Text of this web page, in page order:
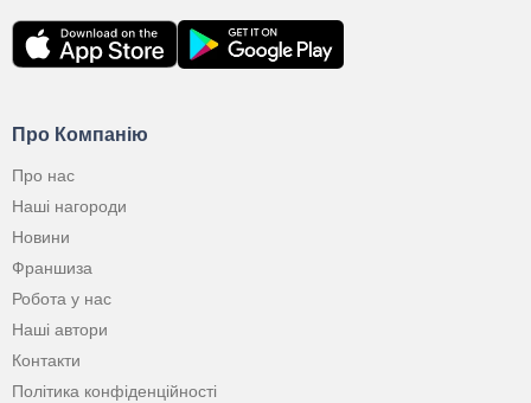
Про Компанію
Про нас
Наші нагороди
Новини
Франшиза
Робота у нас
Наші автори
Контакти
Політика конфіденційності